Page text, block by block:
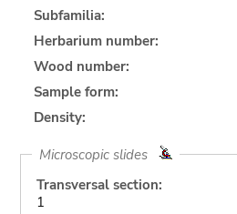
Subfamilia:
Herbarium number:
Wood number:
Sample form:
Density:
Microscopic slides
Transversal section:
1